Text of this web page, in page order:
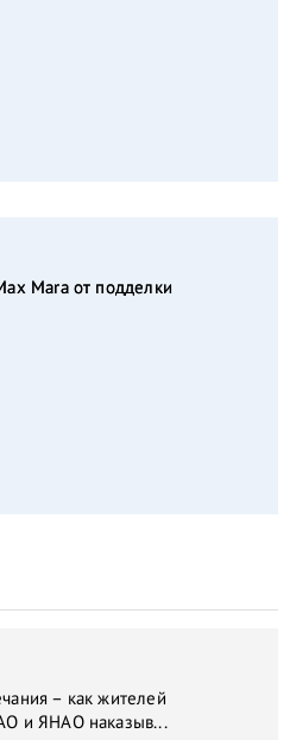
Mara от подделки
– как жителей
и ЯНАО наказыв...